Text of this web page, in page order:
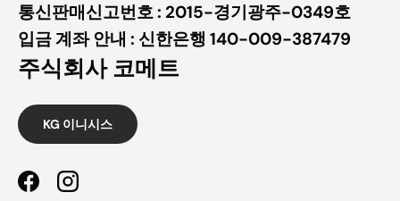
통신판매신고번호 : 2015-경기광주-0349호
입금 계좌 안내 : 신한은행 140-009-387479
주식회사 코메트
KG 이니시스
FacebookInstagram